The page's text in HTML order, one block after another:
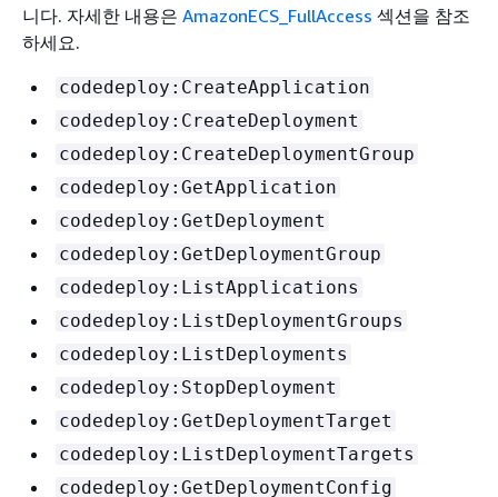
니다. 자세한 내용은 AmazonECS_FullAccess 섹션을 참조
하세요.
codedeploy:CreateApplication
codedeploy:CreateDeployment
codedeploy:CreateDeploymentGroup
codedeploy:GetApplication
codedeploy:GetDeployment
codedeploy:GetDeploymentGroup
codedeploy:ListApplications
codedeploy:ListDeploymentGroups
codedeploy:ListDeployments
codedeploy:StopDeployment
codedeploy:GetDeploymentTarget
codedeploy:ListDeploymentTargets
codedeploy:GetDeploymentConfig